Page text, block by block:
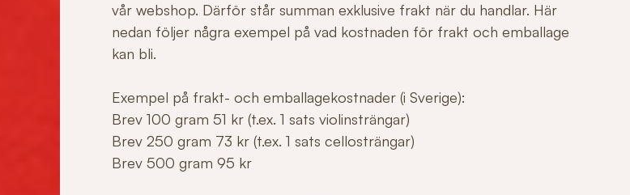
vår webshop. Därför står summan exklusive frakt när du handlar. Här
nedan följer några exempel på vad kostnaden för frakt och emballage
kan bli.
Exempel på frakt- och emballagekostnader (i Sverige):
Brev 100 gram 51 kr (t.ex. 1 sats violinsträngar)
Brev 250 gram 73 kr (t.ex. 1 sats cellosträngar)
Brev 500 gram 95 kr